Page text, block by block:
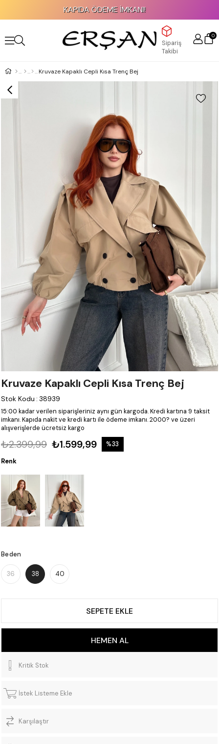
KAPIDA ÖDEME İMKANI!
Sipariş
Takibi
0
Kruvaze Kapaklı Cepli Kısa Trenç Bej
Kruvaze Kapaklı Cepli Kısa Trenç Bej
Stok Kodu : 38939
15:00 kadar verilen siparişleriniz aynı gün kargoda.Kredi kartına 9 taksit
imkanı.Kapıda nakit ve kredi kartı ile ödeme imkanı.2000? ve üzeri
alışverişlerde ücretsiz kargo
₺2.399,99 ₺1.599,99 %33
Renk
Beden
36 38 40
Kritik Stok
İstek Listeme Ekle
Karşılaştır